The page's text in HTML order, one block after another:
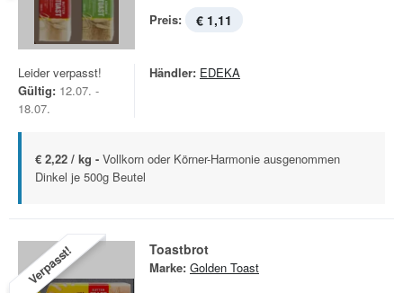
Preis: € 1,11
Leider verpasst!
Gültig: 12.07. -
18.07.
Händler: EDEKA
€ 2,22 / kg - Vollkorn oder Körner-Harmonie ausgenommen
Dinkel je 500g Beutel
Verpasst! Toastbrot
Marke: Golden Toast